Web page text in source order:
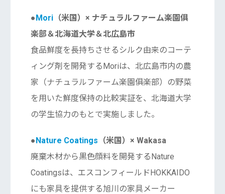
●Mori（米国）× ナチュラルファーム楽園俱
楽部＆北海道大学＆北広島市
食品鮮度を長持ちさせるシルク由来のコーテ
ィング剤を開発するMoriは、北広島市内の農
家（ナチュラルファーム楽園俱楽部）の野菜
を用いた鮮度保持の比較実証を、北海道大学
の学生協力のもとで実施しました。
●Nature Coatings （米国）× Wakasa
廃棄木材から黒色顔料を開発するNature
Coatingsは、エスコンフィールドHOKKAIDO
にも家具を提供する旭川の家具メーカー